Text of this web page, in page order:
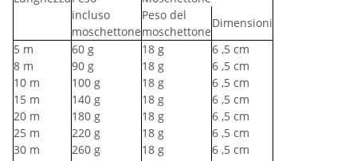
incluso
moschettone
Peso del
moschettone
Dimensioni
5 m 60 g 18 g 6 ,5 cm
8 m 90 g 18 g 6 ,5 cm
10 m 100 g 18 g 6 ,5 cm
15 m 140 g 18 g 6 ,5 cm
20 m 180 g 18 g 6 ,5 cm
25 m 220 g 18 g 6 ,5 cm
30 m 260 g 18 g 6 ,5 cm